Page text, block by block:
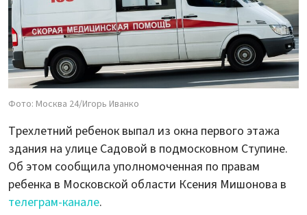
Фото: Москва 24/Игорь Иванко
Трехлетний ребенок выпал из окна первого этажа
здания на улице Садовой в подмосковном Ступине.
Об этом сообщила уполномоченная по правам
ребенка в Московской области Ксения Мишонова в
телеграм-канале.